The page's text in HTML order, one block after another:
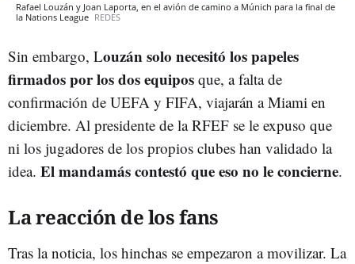
Rafael Louzán y Joan Laporta, en el avión de camino a Múnich para la final de
la Nations League REDES
Sin embargo, Louzán solo necesitó los papeles
firmados por los dos equipos que, a falta de
confirmación de UEFA y FIFA, viajarán a Miami en
diciembre. Al presidente de la RFEF se le expuso que
ni los jugadores de los propios clubes han validado la
idea. El mandamás contestó que eso no le concierne.
La reacción de los fans
Tras la noticia, los hinchas se empezaron a movilizar. La